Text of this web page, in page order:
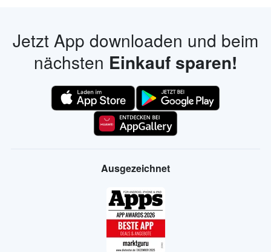
Jetzt App downloaden und beim
nächsten Einkauf sparen!
Ausgezeichnet